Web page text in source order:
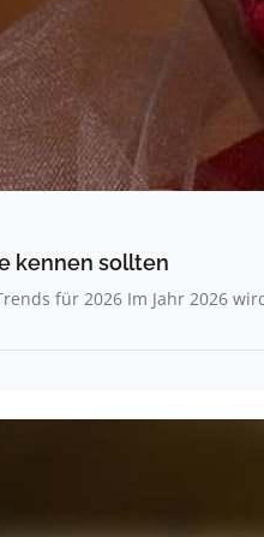
kennen sollten
für 2026 Im Jahr 2026